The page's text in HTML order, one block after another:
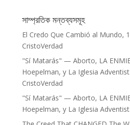
সাম্প্রতিক মন্তব্যসমূহ
El Credo Que Cambió al Mundo,
CristoVerdad
"Sí Matarás" — Aborto, LA
Hoepelman, y La Iglesia
CristoVerdad
"Sí Matarás" — Aborto, LA
Hoepelman, y La Iglesia